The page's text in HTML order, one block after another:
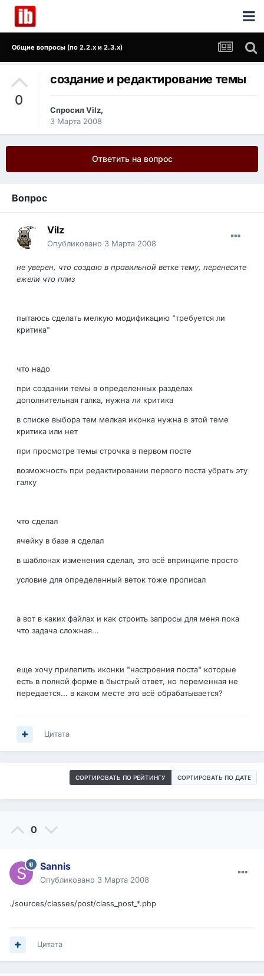
Общие вопросы (по 2.2.x и 2.3.x)
0
создание и редактирование темы
Спросил Vilz,
3 Марта 2008
Ответить на вопрос
Вопрос
Vilz
Опубликовано 3 Марта 2008
не уверен, что создаю в правильной ветке тему, перенесите
ежели что плиз
пытаюсь сделать мелкую модификацию "требуется ли
критика"
что надо
при создании темы в определенных разделах
дополнительная галка, нужна ли критика
в списке выбора тем мелкая иконка нужна в этой теме
критика или нет
при просмотре темы строчка в первом посте
возможность при редактировании первого поста убрать эту
галку
что сделал
ячейку в базе я сделал
в шаблонах изменения сделал, это всё впринципе просто
условие для определенный веток тоже прописал
а вот в каких файлах и как строить запросы для меня пока
что задача сложная...
еще хочу прилепить иконки "настроения поста" которые
есть в полной форме в быстрый ответ, но переменная не
передается... в каком месте это всё обрабатывается?
Цитата
СОРТИРОВАТЬ ПО РЕЙТИНГУ СОРТИРОВАТЬ ПО ДАТЕ
0
Sannis
Опубликовано 3 Марта 2008
./sources/classes/post/class_post_*.php
Цитата